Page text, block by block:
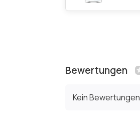
Bewertungen
Kein Bewertungen